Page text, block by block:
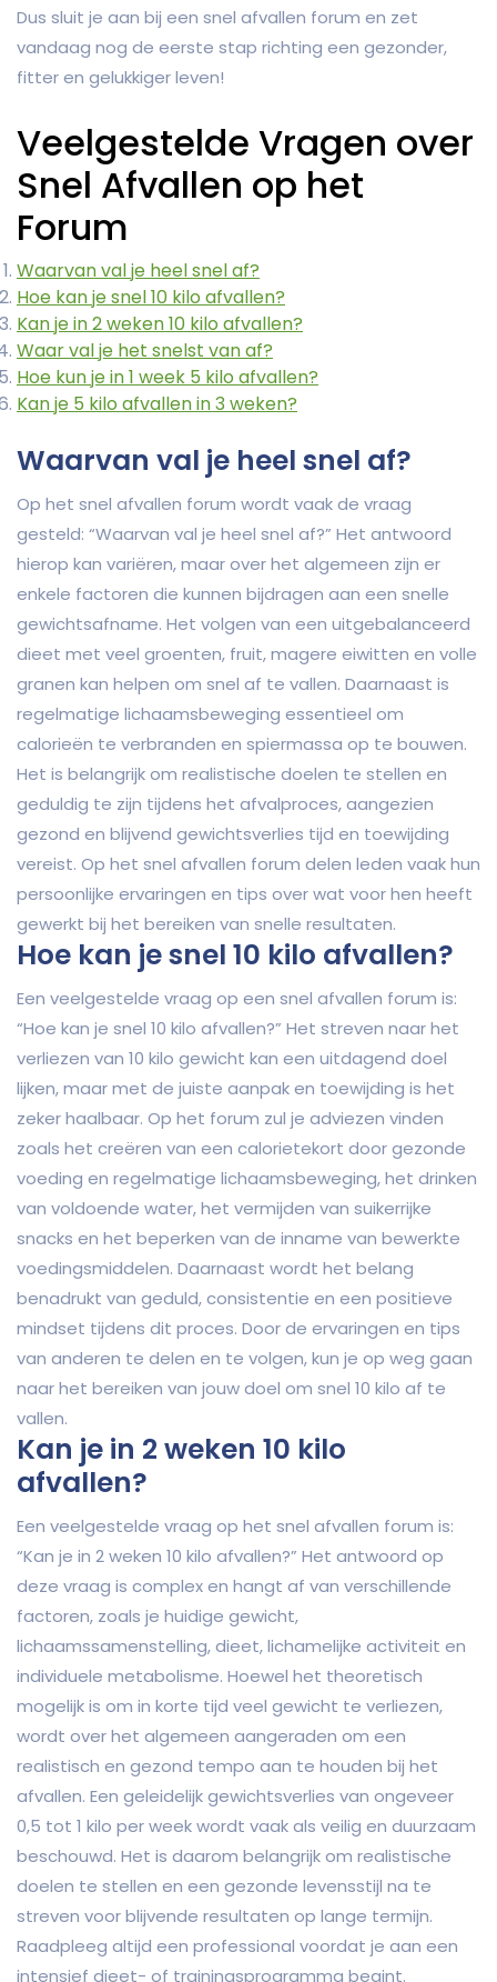
Dus sluit je aan bij een snel afvallen forum en zet
vandaag nog de eerste stap richting een gezonder,
fitter en gelukkiger leven!
Veelgestelde Vragen over
Snel Afvallen op het
Forum
Waarvan val je heel snel af?
Hoe kan je snel 10 kilo afvallen?
Kan je in 2 weken 10 kilo afvallen?
Waar val je het snelst van af?
Hoe kun je in 1 week 5 kilo afvallen?
Kan je 5 kilo afvallen in 3 weken?
Waarvan val je heel snel af?
Op het snel afvallen forum wordt vaak de vraag
gesteld: “Waarvan val je heel snel af?” Het antwoord
hierop kan variëren, maar over het algemeen zijn er
enkele factoren die kunnen bijdragen aan een snelle
gewichtsafname. Het volgen van een uitgebalanceerd
dieet met veel groenten, fruit, magere eiwitten en volle
granen kan helpen om snel af te vallen. Daarnaast is
regelmatige lichaamsbeweging essentieel om
calorieën te verbranden en spiermassa op te bouwen.
Het is belangrijk om realistische doelen te stellen en
geduldig te zijn tijdens het afvalproces, aangezien
gezond en blijvend gewichtsverlies tijd en toewijding
vereist. Op het snel afvallen forum delen leden vaak hun
persoonlijke ervaringen en tips over wat voor hen heeft
gewerkt bij het bereiken van snelle resultaten.
Hoe kan je snel 10 kilo afvallen?
Een veelgestelde vraag op een snel afvallen forum is:
“Hoe kan je snel 10 kilo afvallen?” Het streven naar het
verliezen van 10 kilo gewicht kan een uitdagend doel
lijken, maar met de juiste aanpak en toewijding is het
zeker haalbaar. Op het forum zul je adviezen vinden
zoals het creëren van een calorietekort door gezonde
voeding en regelmatige lichaamsbeweging, het drinken
van voldoende water, het vermijden van suikerrijke
snacks en het beperken van de inname van bewerkte
voedingsmiddelen. Daarnaast wordt het belang
benadrukt van geduld, consistentie en een positieve
mindset tijdens dit proces. Door de ervaringen en tips
van anderen te delen en te volgen, kun je op weg gaan
naar het bereiken van jouw doel om snel 10 kilo af te
vallen.
Kan je in 2 weken 10 kilo
afvallen?
Een veelgestelde vraag op het snel afvallen forum is:
“Kan je in 2 weken 10 kilo afvallen?” Het antwoord op
deze vraag is complex en hangt af van verschillende
factoren, zoals je huidige gewicht,
lichaamssamenstelling, dieet, lichamelijke activiteit en
individuele metabolisme. Hoewel het theoretisch
mogelijk is om in korte tijd veel gewicht te verliezen,
wordt over het algemeen aangeraden om een
realistisch en gezond tempo aan te houden bij het
afvallen. Een geleidelijk gewichtsverlies van ongeveer
0,5 tot 1 kilo per week wordt vaak als veilig en duurzaam
beschouwd. Het is daarom belangrijk om realistische
doelen te stellen en een gezonde levensstijl na te
streven voor blijvende resultaten op lange termijn.
Raadpleeg altijd een professional voordat je aan een
intensief dieet- of trainingsprogramma begint.